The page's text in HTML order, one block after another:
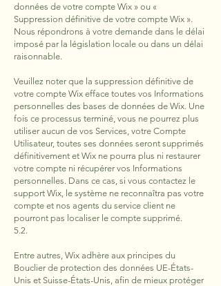
données de votre compte Wix » ou «
Suppression définitive de votre compte Wix ».
Nous répondrons à votre demande dans le délai
imposé par la législation locale ou dans un délai
raisonnable.
Veuillez noter que la suppression définitive de
votre compte Wix efface toutes vos Informations
personnelles des bases de données de Wix. Une
fois ce processus terminé, vous ne pourrez plus
utiliser aucun de vos Services, votre Compte
Utilisateur, toutes ses données seront supprimés
définitivement et Wix ne pourra plus ni restaurer
votre compte ni récupérer vos Informations
personnelles. Dans ce cas, si vous contactez le
support Wix, le système ne reconnaîtra pas votre
compte et nos agents du service client ne
pourront pas localiser le compte supprimé.
5.2.
Entre autres, Wix adhère aux principes du
Bouclier de protection des données UE-États-
Unis et Suisse-États-Unis, afin de mieux protéger